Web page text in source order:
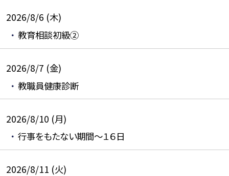
2026/8/6 (木)
教育相談初級②
2026/8/7 (金)
教職員健康診断
2026/8/10 (月)
行事をもたない期間～１６日
2026/8/11 (火)